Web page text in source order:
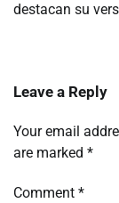
destacan su
Leave a Reply
Your email
are marked *
Comment *